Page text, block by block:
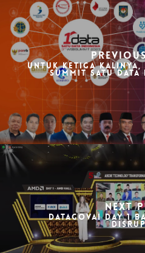
Untuk Ketiga Kalinya,
Summit Satu Data
Next
DataGovAI Day 1